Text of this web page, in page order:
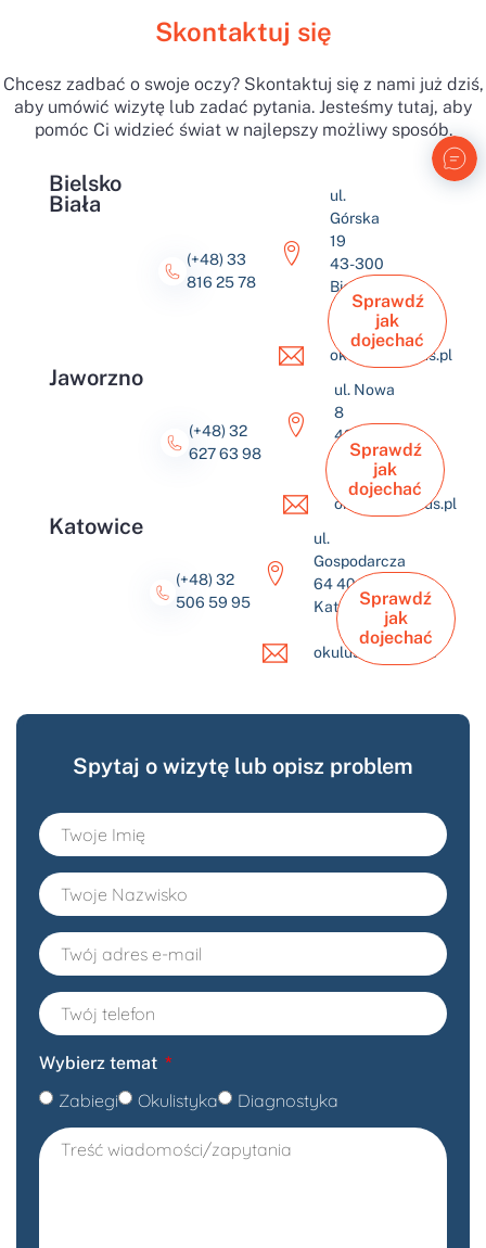
Skontaktuj się
Chcesz zadbać o swoje oczy? Skontaktuj się z nami już dziś,
aby umówić wizytę lub zadać pytania. Jesteśmy tutaj, aby
pomóc Ci widzieć świat w najlepszy możliwy sposób.
Bielsko
Biała
(+48) 33
816 25 78
ul.
Górska
19
43-300
Bielsko-
Biała
okulus@okulus.pl
Sprawdź
jak
dojechać
Jaworzno
(+48) 32
627 63 98
ul. Nowa
8
43-600
Jaworzno
okulus@okulus.pl
Sprawdź
jak
dojechać
Katowice
(+48) 32
506 59 95
ul.
Gospodarcza
64 40-432
Katowice
okulus@okulus.pl
Sprawdź
jak
dojechać
Spytaj o wizytę lub opisz problem
Wybierz temat
Zabiegi Okulistyka Diagnostyka